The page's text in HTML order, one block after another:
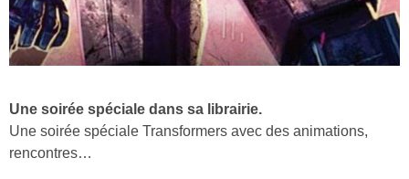
Une soirée spéciale dans sa librairie.
Une soirée spéciale Transformers avec des animations,
rencontres…